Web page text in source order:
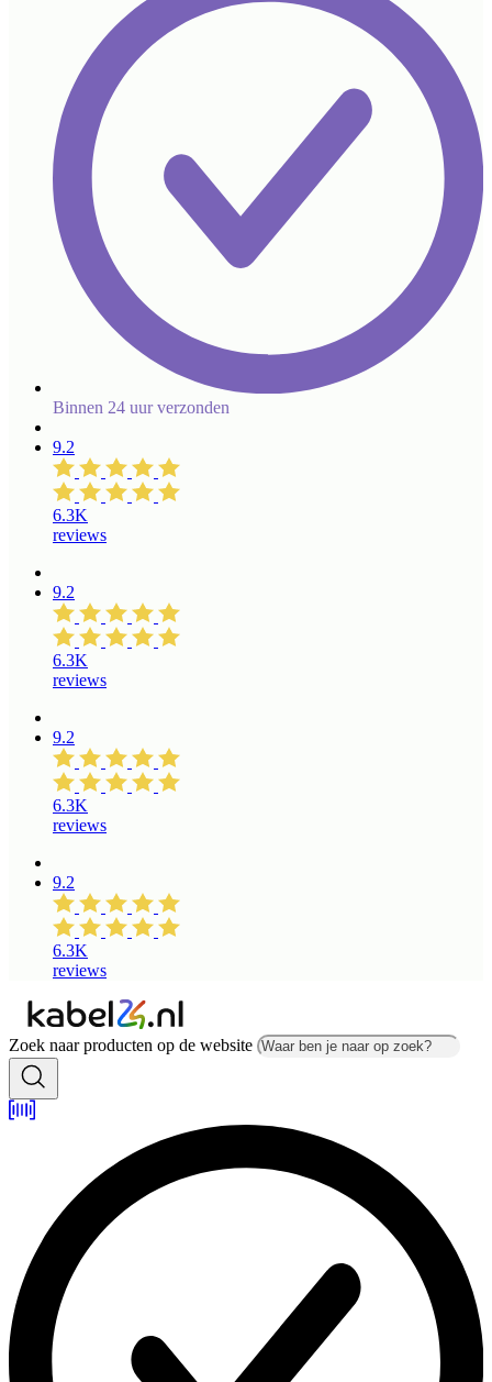
Binnen 24 uur verzonden
9.2
6.3K
reviews
9.2
6.3K
reviews
9.2
6.3K
reviews
9.2
6.3K
reviews
Zoek naar producten op de website